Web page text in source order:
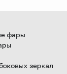
фары
зеркал